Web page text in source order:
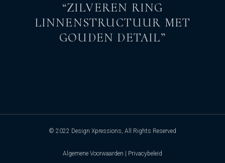
“ZILVEREN RING
LINNENSTRUCTUUR MET
GOUDEN DETAIL”
© 2022 Design Xpressions, All Rights Reserved
Algemene Voorwaarden Privacybeleid